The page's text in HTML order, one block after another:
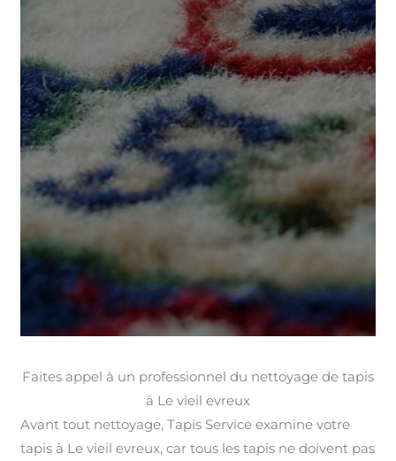
Faites appel à un professionnel du nettoyage de tapis
à Le vieil evreux
Avant tout nettoyage, Tapis Service examine votre
tapis à Le vieil evreux, car tous les tapis ne doivent pas